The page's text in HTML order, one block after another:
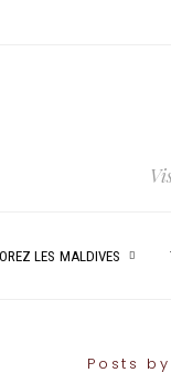
LES MALDIVES
Posts